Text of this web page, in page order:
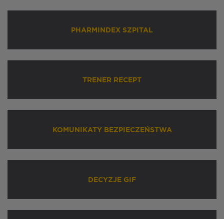
PHARMINDEX SZPITAL
TRENER RECEPT
KOMUNIKATY BEZPIECZEŃSTWA
DECYZJE GIF